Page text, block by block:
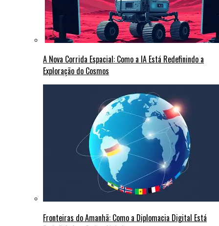
A Nova Corrida Espacial: Como a IA Está Redefinindo a
Exploração do Cosmos
Fronteiras do Amanhã: Como a Diplomacia Digital Está